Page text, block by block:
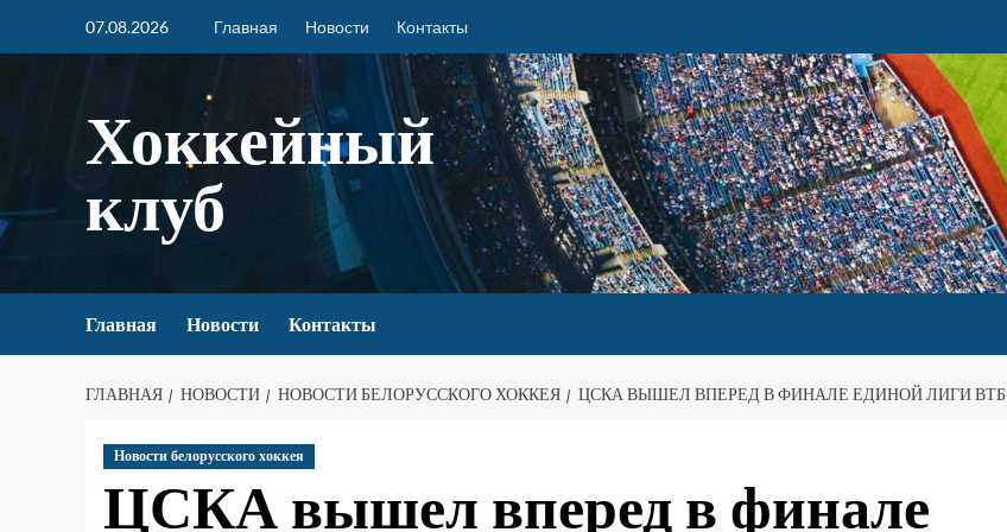
07.08.2026 Главная Новости Контакты
Хоккейный
клуб
Главная Новости Контакты
ГЛАВНАЯ НОВОСТИ НОВОСТИ БЕЛОРУССКОГО ХОККЕЯ ЦСКА ВЫШЕЛ ВПЕРЕД В ФИНАЛЕ ЕДИНОЙ ЛИГИ ВТБ
Новости белорусского хоккея
ЦСКА вышел вперед в финале